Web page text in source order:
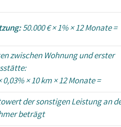
50.000 € × 1% × 12 Monate =
zwischen Wohnung und erster
0,03% × 10 km × 12 Monate =
der sonstigen Leistung an
beträgt